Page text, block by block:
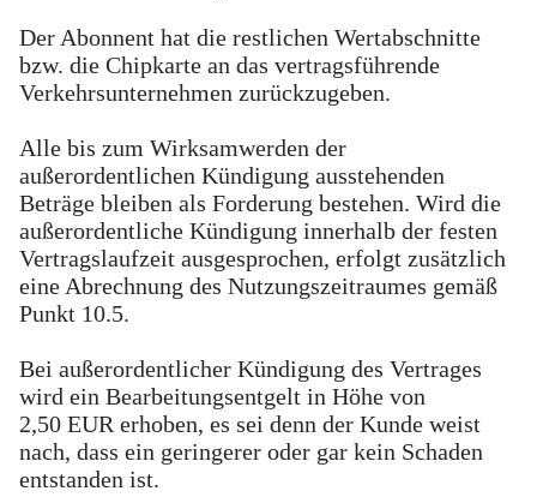
Der Abonnent hat die restlichen Wertabschnitte
bzw. die Chipkarte an das vertragsführende
Verkehrsunternehmen zurückzugeben.
Alle bis zum Wirksamwerden der
außerordentlichen Kündigung ausstehenden
Beträge bleiben als Forderung bestehen. Wird die
außerordentliche Kündigung innerhalb der festen
Vertragslaufzeit ausgesprochen, erfolgt zusätzlich
eine Abrechnung des Nutzungszeitraumes gemäß
Punkt 10.5.
Bei außerordentlicher Kündigung des Vertrages
wird ein Bearbeitungsentgelt in Höhe von
2,50 EUR erhoben, es sei denn der Kunde weist
nach, dass ein geringerer oder gar kein Schaden
entstanden ist.